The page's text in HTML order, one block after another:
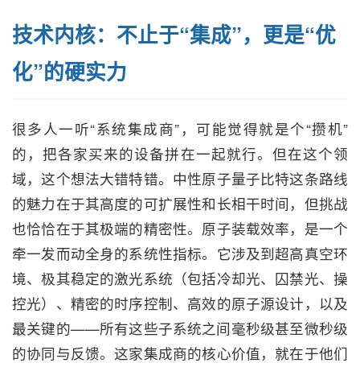
技术内核：不止于“集成”，更是“优
化”的硬实力
很多人一听“系统集成商”，可能觉得就是个“攒机”
的，把各家买来的设备拼在一起就行。但在这个领
域，这个想法大错特错。中性原子量子比特这条路线
的魅力在于其高度的可扩展性和长相干时间，但挑战
也恰恰在于其极端的精密性。原子装载效率，是一个
牵一发而动全身的系统性指标。它涉及到超高真空环
境、极其稳定的激光系统（包括冷却光、囚禁光、操
控光）、精密的时序控制、高效的原子源设计，以及
最关键的——所有这些子系统之间毫秒级甚至微秒级
的协同与反馈。这家集成商的核心价值，就在于他们